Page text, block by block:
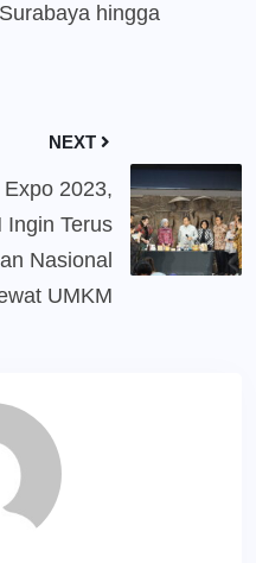
hingga
NEXT
2023,
Ingin Terus
Nasional
UMKM